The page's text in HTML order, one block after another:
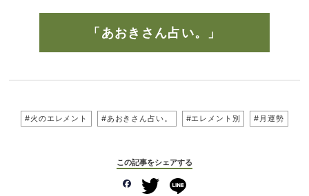
「あおきさん占い。」
#火のエレメント #あおきさん占い。 #エレメント別 #月運勢
この記事をシェアする